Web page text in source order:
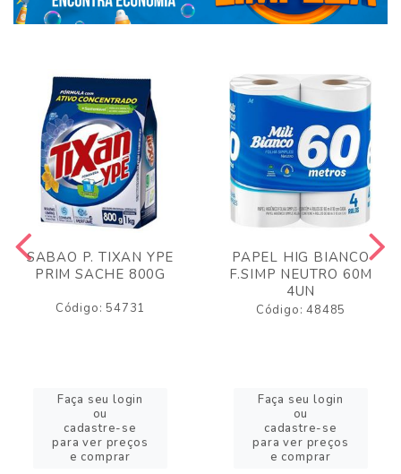
SABAO P. TIXAN YPE
PRIM SACHE 800G
Código: 54731
Faça seu login
ou
cadastre-se
para ver preços
e comprar
PAPEL HIG BIANCO
F.SIMP NEUTRO 60M
4UN
Código: 48485
Faça seu login
ou
cadastre-se
para ver preços
e comprar